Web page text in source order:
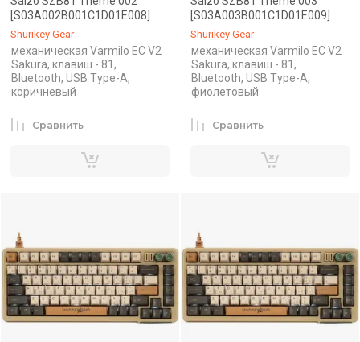
[S03A002B001C1D01E008]
Shurikey Gear
механическая Varmilo EC V2
Sakura, клавиш - 81,
Bluetooth, USB Type-A,
коричневый
Сравнить
[S03A003B001C1D01E009]
Shurikey Gear
механическая Varmilo EC V2
Sakura, клавиш - 81,
Bluetooth, USB Type-A,
фиолетовый
Сравнить